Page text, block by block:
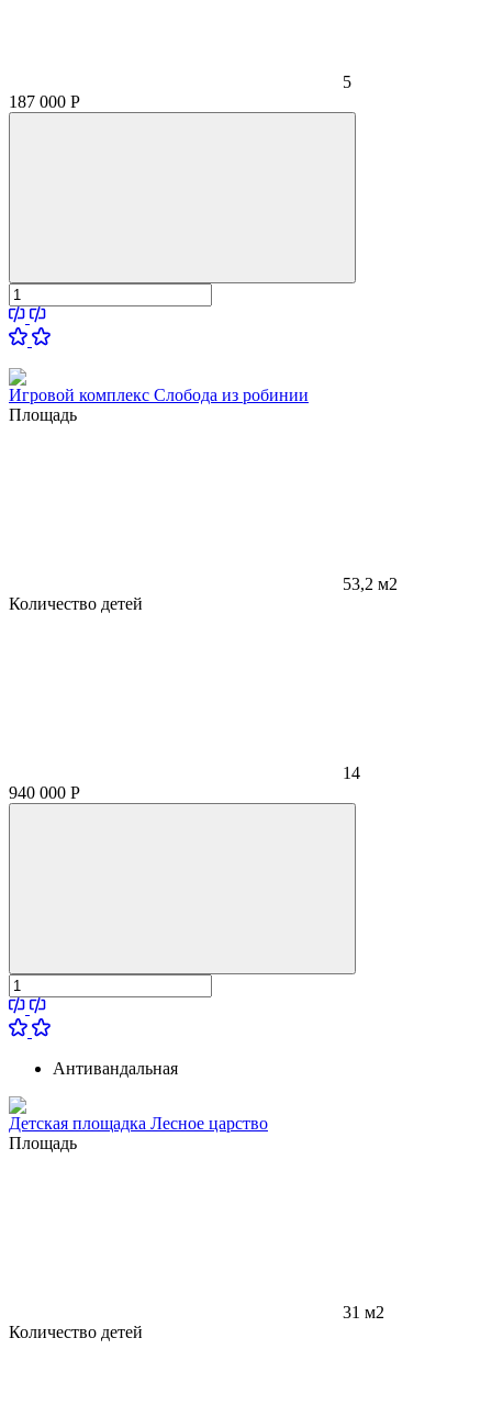
5
187 000 Р
Игровой комплекс Слобода из робинии
Площадь
53,2 м2
Количество детей
14
940 000 Р
Антивандальная
Детская площадка Лесное царство
Площадь
31 м2
Количество детей